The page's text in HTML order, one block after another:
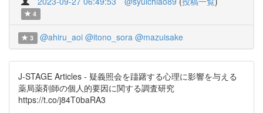
4
3 @ahiru_aoi @itono_sora @mazuisake
J-STAGE Articles - 疑義照会を躊躇する心理に影響を与える
薬局薬剤師の個人的要因に関する調査研究
https://t.co/j84T0baRA3